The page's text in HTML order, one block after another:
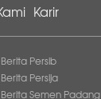
Karir
Berita Persib
Berita Persija
Berita Semen Padang